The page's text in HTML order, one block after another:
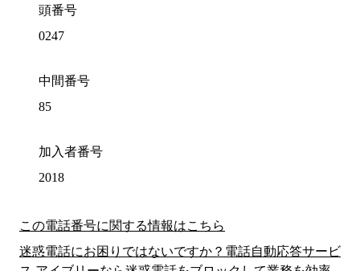
頭番号
0247
中間番号
85
加入者番号
2018
この電話番号に関する情報はこちら
迷惑電話にお困りではないですか？電話自動応答サービ